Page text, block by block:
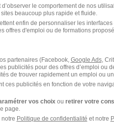
jours
national contre le cancer
- 75 Alternance
jours
le comportement de nos
beaucoup plus rapide et fluide.
enfin de personnaliser les
offres d'emploi ou de formations
partenaires (Facebook, Google Ads,
publicités pour des offres d’emploi ou
de trouver rapidement un emploi ou
ces publicités en fonction de votre
vos choix ou retirer votre
page.
Politique de confidentialité et notre